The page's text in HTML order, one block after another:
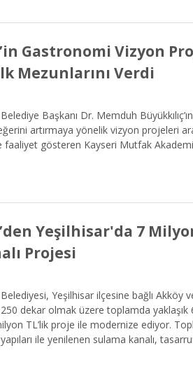
Gastronomi Vizyon
Mezunlarını Verdi
Başkanı Dr. Memduh
artırmaya yönelik vizyon projeleri
faaliyet gösteren Kayseri Mutfak
Yeşilhisar'da 7
Projesi
Yeşilhisar ilçesine bağlı Akköy
dekar olmak üzere toplamda yaklaşık
TL’lik proje ile modernize ediyor.
ile yenilenen sulama kanalı,